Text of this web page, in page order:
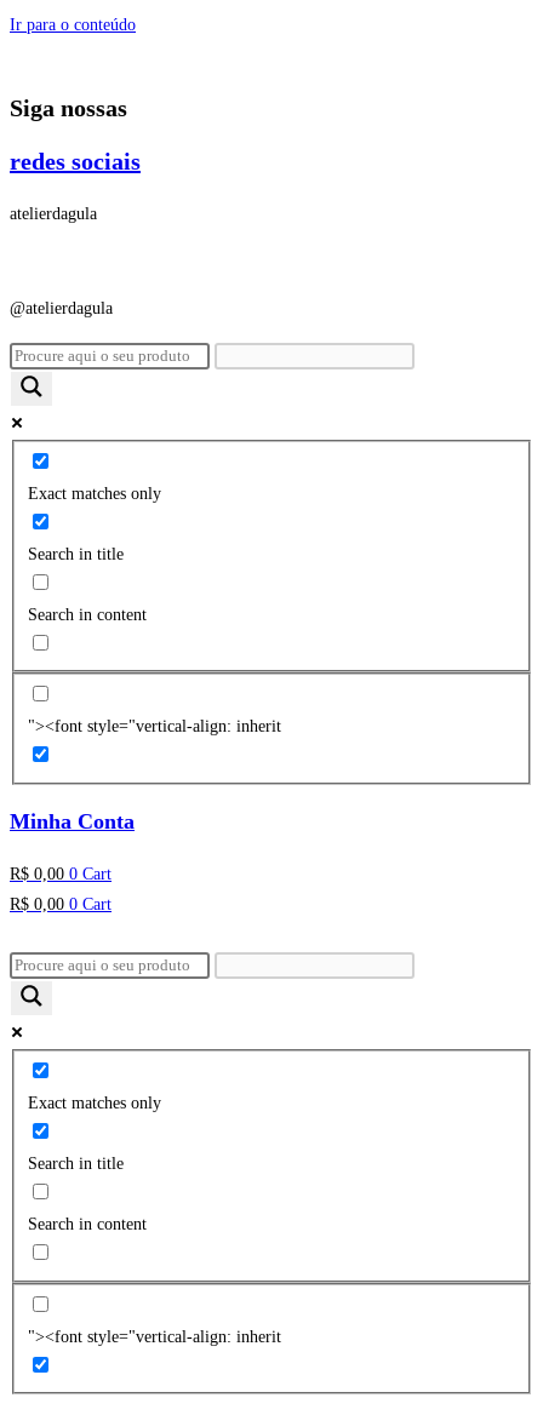
Ir para o conteúdo
Siga nossas
redes sociais
atelierdagula
@atelierdagula
Exact matches only
Search in title
Search in content
"><font style="vertical-align: inherit
Minha Conta
R$ 0,00 0 Cart
R$ 0,00 0 Cart
Exact matches only
Search in title
Search in content
"><font style="vertical-align: inherit